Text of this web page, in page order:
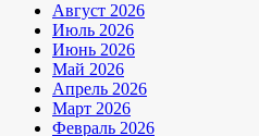
Август 2026
Июль 2026
Июнь 2026
Май 2026
Апрель 2026
Март 2026
Февраль 2026